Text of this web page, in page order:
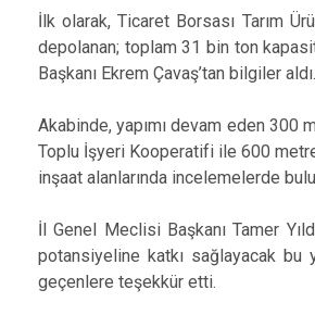
İlk olarak, Ticaret Borsası Tarım
depolanan; toplam 31 bin ton
Başkanı Ekrem Çavaş’tan bilgiler aldı.
Akabinde, yapımı devam eden 300
Toplu İşyeri Kooperatifi ile 600
inşaat alanlarında incelemelerde
İl Genel Meclisi Başkanı Tamer
potansiyeline katkı sağlayacak bu
geçenlere teşekkür etti.